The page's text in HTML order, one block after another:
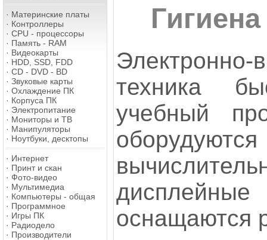
· Материнские платы
· Контроллеры
· CPU - процессоры
· Память - RAM
· Видеокарты
· HDD, SSD, FDD
· CD - DVD - BD
· Звуковые карты
· Охлаждение ПК
· Корпуса ПК
· Электропитание
· Мониторы и ТВ
· Манипуляторы
· Ноутбуки, десктопы
· Интернет
· Принт и скан
· Фото-видео
· Мультимедиа
· Компьютеры - общая
· Программное
· Игры ПК
· Радиодело
· Производители
Электронно-
техника
учебный
оснащаются